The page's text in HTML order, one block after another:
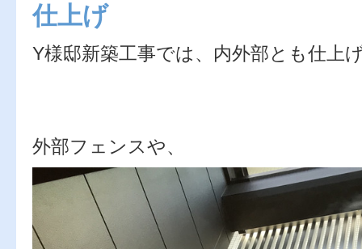
仕上げ
Y様邸新築工事では、内外部とも仕上
外部フェンスや、